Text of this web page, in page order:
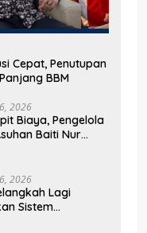
Cepat, Penutupan
BBM
2026
Biaya, Pengelola
Baiti Nur
Bantuan Tak
Tuntas
2026
Lagi
Sistem